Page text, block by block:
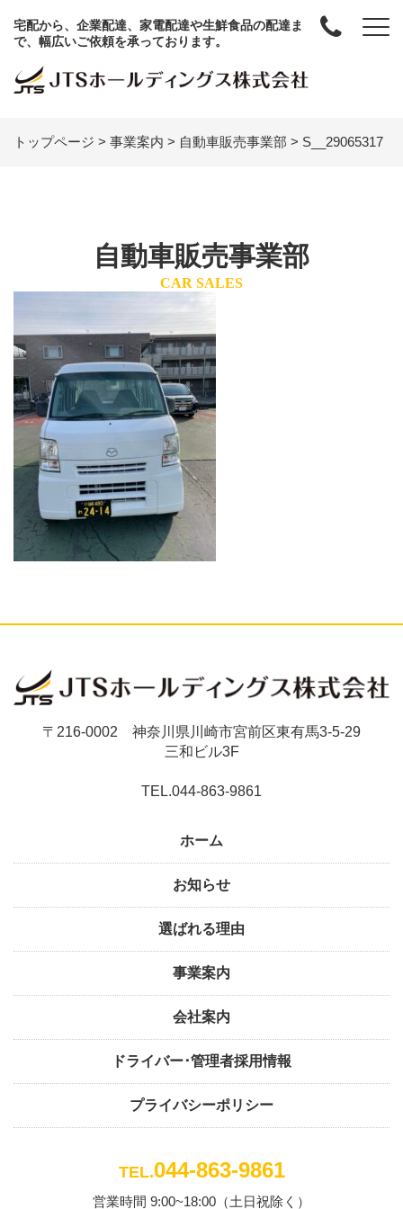
宅配から、企業配達、家電配達や生鮮食品の配達ま
で、幅広いご依頼を承っております。
トップページ > 事業案内 > 自動車販売事業部 > S__29065317
自動車販売事業部
CAR SALES
〒216-0002 神奈川県川崎市宮前区東有馬3-5-29
三和ビル3F
TEL.044-863-9861
ホーム
お知らせ
選ばれる理由
事業案内
会社案内
ドライバー･管理者採用情報
プライバシーポリシー
TEL.044-863-9861
営業時間 9:00~18:00（土日祝除く）